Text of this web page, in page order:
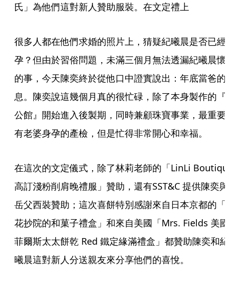
氏」為他們這對新人贊助服裝。在文定禮上
很多人都在他們求婚的照片上，猜疑紀曦晨是否已經
孕？但由於習俗問題，未滿三個月無法透漏紀曦晨懷
的事，今天陳奕終於從他口中證實說出：年底當爸的
息。陳奕說這幾個月真的很忙碌，除了本身製作的『
公館』開始進入後製期，同時兼顧珠寶事業，最重要
有老婆身孕的產檢，但是忙得非常開心和幸福。
在這次的文定儀式，除了林莉老師的「LinLi
高訂淺粉削肩晚禮服」贊助，還有SST&C 提供陳奕與
岳父西裝贊助；這次喜餅特別感謝來自日本京都的「
花抄院的和菓子禮盒」和來自美國「Mrs. Fields 美國
菲爾斯太太餅乾 Red 鐵定緣滿禮盒」都贊助陳奕和紀
曦晨這對新人分送親友來分享他們的喜悅。